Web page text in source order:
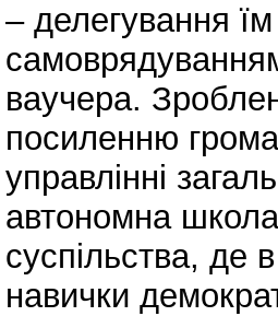
– делегування
ваучера.
посиленню
управлінні
автономна
суспільства, де
навички